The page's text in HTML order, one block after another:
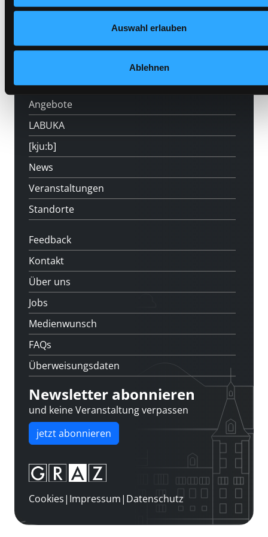
Auswahl erlauben
Ablehnen
Hotline (Mo-Fr 9 bis 17 Uhr): 0316 872-
Mitgliedschaft
Angebote
LABUKA
[kju:b]
News
Veranstaltungen
Standorte
Feedback
Kontakt
Über uns
Jobs
Medienwunsch
FAQs
Überweisungsdaten
Newsletter abonnieren
und keine Veranstaltung verpassen
jetzt abonnieren
Cookies| Impressum| Datenschutz